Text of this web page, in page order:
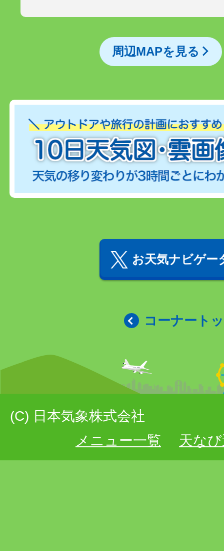
周辺MAPを見る
お天気ナビゲー
コーナート
(C) 日本気象株式会社
メニュー一覧
天な